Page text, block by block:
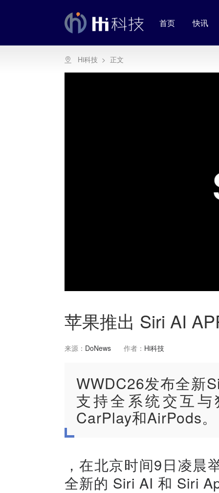
首页 快讯
Hi科技 > 正文
苹果推出 Siri AI
来源： DoNews 作者： Hi科技
WWDC26发布全新
支持全系统交互
CarPlay和AirPods。
，在北京时间9日凌晨
全新的 Siri AI 和 Siri